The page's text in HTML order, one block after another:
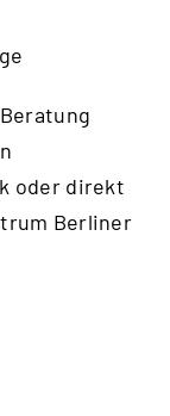
oder direkt
Berliner